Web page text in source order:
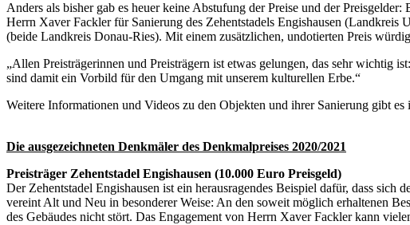
Anders als bisher gab es heuer keine Abstufung der Preise und der
Herrn Xaver Fackler für Sanierung des Zehentstadels Engishausen
(beide Landkreis Donau-Ries). Mit einem zusätzlichen, undotierten Preis
„Allen Preisträgerinnen und Preisträgern ist etwas gelungen, das sehr wichtig
sind damit ein Vorbild für den Umgang mit unserem kulturellen Erbe.“
Weitere Informationen und Videos zu den Objekten und ihrer Sanierung gibt
Die ausgezeichneten Denkmäler des Denkmalpreises 2020/2021
Preisträger Zehentstadel Engishausen (10.000 Euro Preisgeld)
Der Zehentstadel Engishausen ist ein herausragendes Beispiel dafür, dass
vereint Alt und Neu in besonderer Weise: An den soweit möglich erhaltenen
des Gebäudes nicht stört. Das Engagement von Herrn Xaver Fackler kann